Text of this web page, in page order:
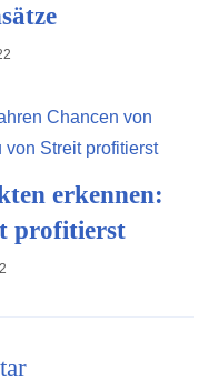
erkennen:
profitierst